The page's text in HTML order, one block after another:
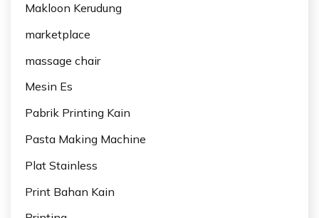
Makloon Kerudung
marketplace
massage chair
Mesin Es
Pabrik Printing Kain
Pasta Making Machine
Plat Stainless
Print Bahan Kain